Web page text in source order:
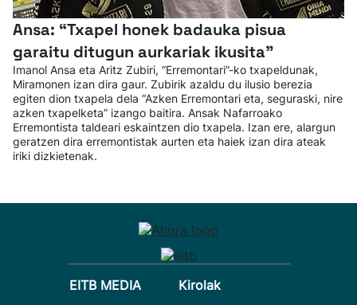
Ansa: “Txapel honek badauka pisua
garaitu ditugun aurkariak ikusita”
Imanol Ansa eta Aritz Zubiri, “Erremontari”-ko txapeldunak,
Miramonen izan dira gaur. Zubirik azaldu du ilusio berezia
egiten dion txapela dela “Azken Erremontari eta, seguraski, nire
azken txapelketa” izango baitira. Ansak Nafarroako
Erremontista taldeari eskaintzen dio txapela. Izan ere, alargun
geratzen dira erremontistak aurten eta haiek izan dira ateak
iriki dizkietenak.
EITB MEDIA
Kirolak